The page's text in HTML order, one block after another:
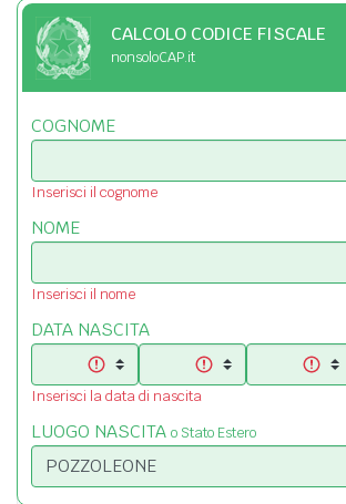
CALCOLO CODICE FISCALE
nonsoloCAP.it
COGNOME
Inserisci il cognome
NOME
Inserisci il nome
DATA NASCITA
Inserisci la data di nascita
LUOGO NASCITA o Stato Estero